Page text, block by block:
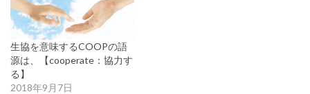
生協を意味するCOOPの語
源は、【cooperate：協力す
る】
2018年9月7日